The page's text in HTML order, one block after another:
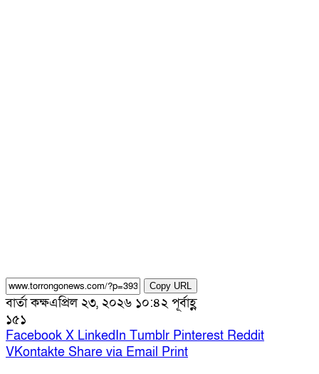
Copy URL
বার্তা কক্ষএপ্রিল ২৩, ২০২৬ ১০:৪২ পূর্বাহ্ণ
১৫১
Facebook X LinkedIn Tumblr Pinterest Reddit
VKontakte Share via Email Print